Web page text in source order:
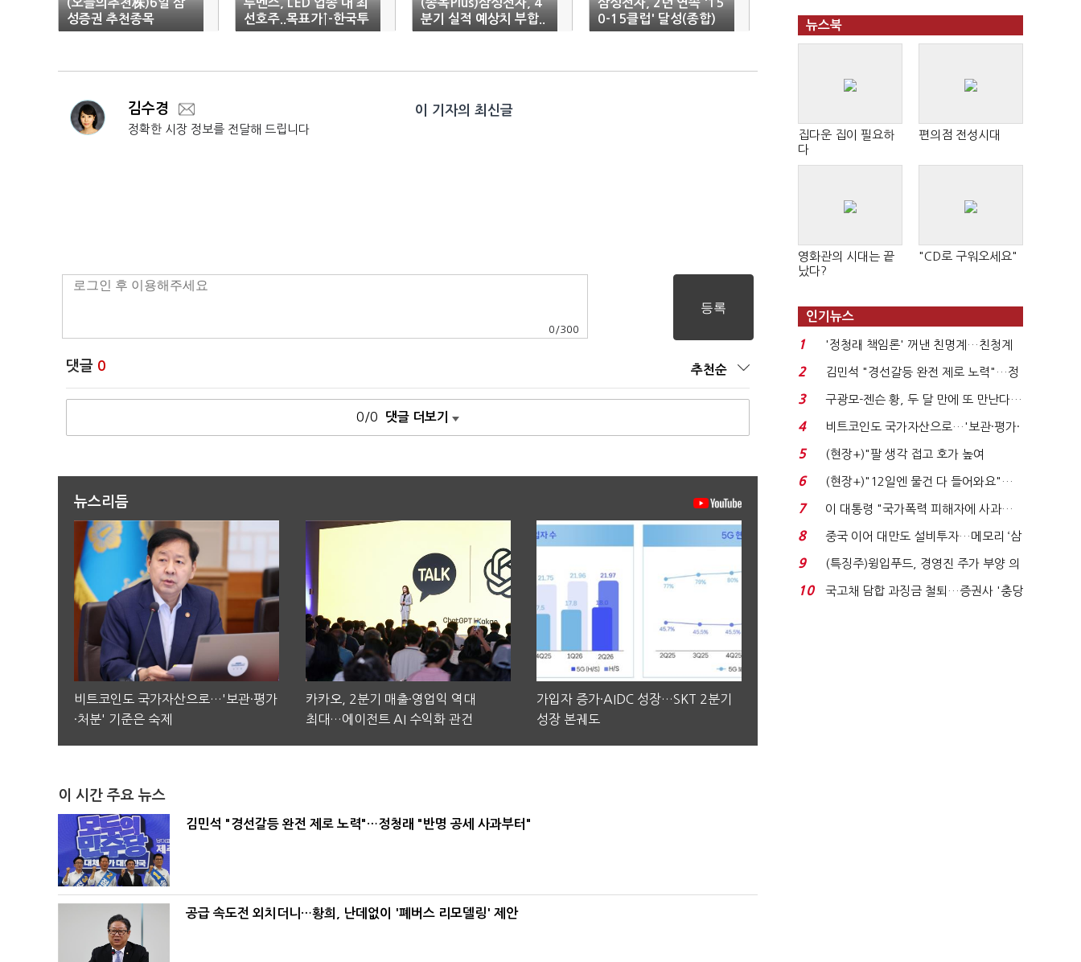
(오늘의추천株)6일 삼
성증권 추천종목
루멘스, LED 업종 내 최
선호주..목표가↑-한국투
자證
(종목Plus)삼성전자, 4
분기 실적 예상치 부합..
영향 미미
삼성전자, 2년 연속 '15
0-15클럽' 달성(종합)
김수경
정확한 시장 정보를 전달해 드립니다
이 기자의 최신글
0 /300
댓글 0 추천순
0/0 댓글 더보기
뉴스리듬
비트코인도 국가자산으로…'보관·평가
·처분' 기준은 숙제
카카오, 2분기 매출·영업익 역대
최대…에이전트 AI 수익화 관건
가입자 증가·AIDC 성장…SKT 2분기
성장 본궤도
이 시간 주요 뉴스
김민석 "경선갈등 완전 제로 노력"…정청래 "반명 공세 사과부터"
공급 속도전 외치더니…황희, 난데없이 '폐버스 리모델링' 제안
뉴스북
집다운 집이 필요하
다
편의점 전성시대
영화관의 시대는 끝
났다?
"CD로 구워오세요"
인기뉴스
1
'정청래 책임론' 꺼낸 친명계…친청계
는 추가투표 때리기...
2
김민석 "경선갈등 완전 제로 노력"…정
청래 "반명 공세 사...
3
구광모-젠슨 황, 두 달 만에 또 만난다…
로봇·AI 등 논...
4
비트코인도 국가자산으로…'보관·평가·
처분' 기준은 ...
5
(현장+)"팔 생각 접고 호가 높여
요"…'덜 똘똘한 한 채' 20...
6
(현장+)"12일엔 물건 다 들어와요"…
빈 매대 채우며 문 연 ...
7
이 대통령 "국가폭력 피해자에 사과…
적극적 조사로 진...
8
중국 이어 대만도 설비투자…메모리 ‘삼
국전쟁’
9
(특징주)윙입푸드, 경영진 주가 부양 의
지에 상한가...
10
국고채 담합 과징금 철퇴…증권사 '충당